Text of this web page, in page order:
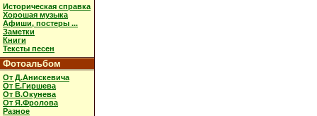
Историческая справка
Хорошая музыка
Афиши, постеры ...
Заметки
Книги
Тексты песен
Фотоальбом
От Д.Анискевича
От Е.Гиршева
От В.Окунева
От Я.Фролова
Разное